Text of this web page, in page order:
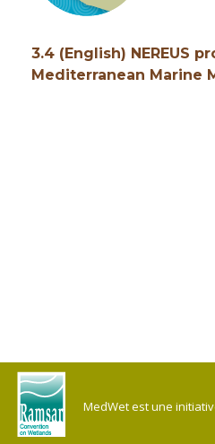
3.4 (English) NEREUS
Mediterranean Marine
MedWet est une